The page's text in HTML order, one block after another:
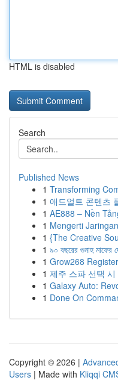
HTML is disabled
Search
Published News
1 Transforming
1 애드얼트 콘텐츠
1 AE888 – Nền
1 Mengerti
1 {The Creative
1 ৯০ বছরের গুনাহ
1 Grow268
1 제주 스파 선택
1 Galaxy Auto:
1 Done On
Copyright © 2026 |
Users | Made with Kliqqi